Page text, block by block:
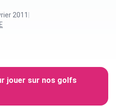
2011
jouer sur nos golfs